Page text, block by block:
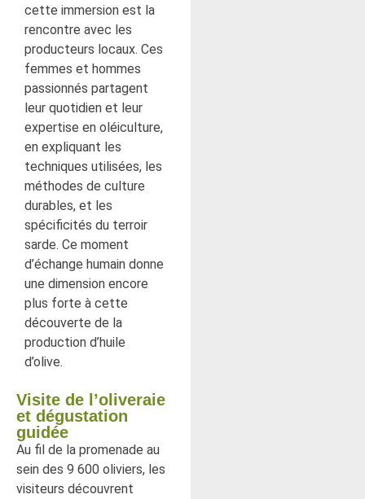
cette immersion est la
rencontre avec les
producteurs locaux. Ces
femmes et hommes
passionnés partagent
leur quotidien et leur
expertise en oléiculture,
en expliquant les
techniques utilisées, les
méthodes de culture
durables, et les
spécificités du terroir
sarde. Ce moment
d’échange humain donne
une dimension encore
plus forte à cette
découverte de la
production d’huile
d’olive.
Visite de l’oliveraie
et dégustation
guidée
Au fil de la promenade au
sein des 9 600 oliviers, les
visiteurs découvrent